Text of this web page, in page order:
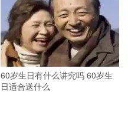
60岁生日有什么讲究吗 60岁生
日适合送什么